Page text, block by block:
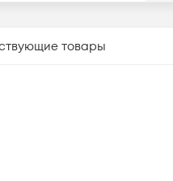
товары